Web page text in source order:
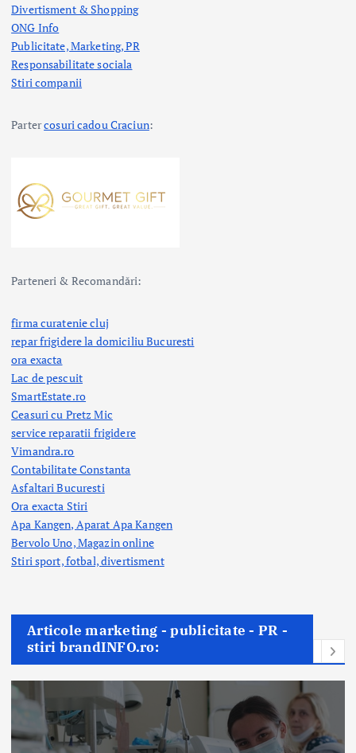
Divertisment & Shopping
ONG Info
Publicitate, Marketing, PR
Responsabilitate sociala
Stiri companii
Partercosuri cadou Craciun:
Parteneri & Recomandări:
firma curatenie cluj
repar frigidere la domiciliu Bucuresti
ora exacta
Lac de pescuit
SmartEstate.ro
Ceasuri cu Pretz Mic
service reparatii frigidere
Vimandra.ro
Contabilitate Constanta
Asfaltari Bucuresti
Ora exacta Stiri
Apa Kangen, Aparat Apa Kangen
Bervolo Uno, Magazin online
Stiri sport, fotbal,divertisment
Articole marketing - publicitate - PR -
stiri brandINFO.ro: